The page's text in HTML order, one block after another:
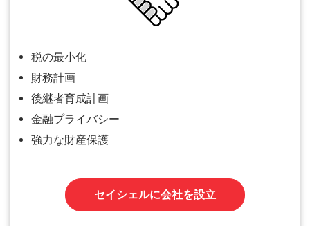
税の最小化
財務計画
後継者育成計画
金融プライバシー
強力な財産保護
セイシェルに会社を設立